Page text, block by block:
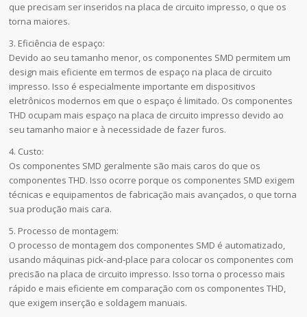
que precisam ser inseridos na placa de circuito impresso, o que os
torna maiores.
3. Eficiência de espaço:
Devido ao seu tamanho menor, os componentes SMD permitem um
design mais eficiente em termos de espaço na placa de circuito
impresso. Isso é especialmente importante em dispositivos
eletrônicos modernos em que o espaço é limitado. Os componentes
THD ocupam mais espaço na placa de circuito impresso devido ao
seu tamanho maior e à necessidade de fazer furos.
4. Custo:
Os componentes SMD geralmente são mais caros do que os
componentes THD. Isso ocorre porque os componentes SMD exigem
técnicas e equipamentos de fabricação mais avançados, o que torna
sua produção mais cara.
5. Processo de montagem:
O processo de montagem dos componentes SMD é automatizado,
usando máquinas pick-and-place para colocar os componentes com
precisão na placa de circuito impresso. Isso torna o processo mais
rápido e mais eficiente em comparação com os componentes THD,
que exigem inserção e soldagem manuais.